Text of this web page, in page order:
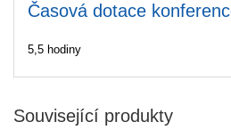
Časová dotace
5,5 hodiny
Související produkty